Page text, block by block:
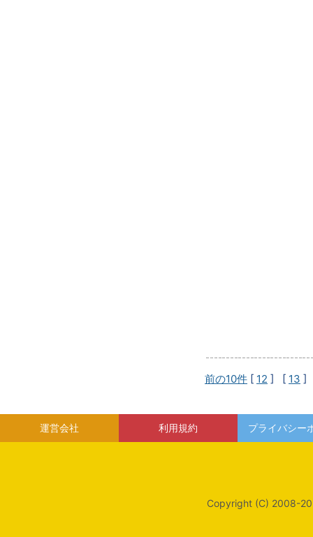
前の10件 [ 12 ] [ 13 ]
運営会社 利用規約 プライバシー
Copyright (C) 2008-